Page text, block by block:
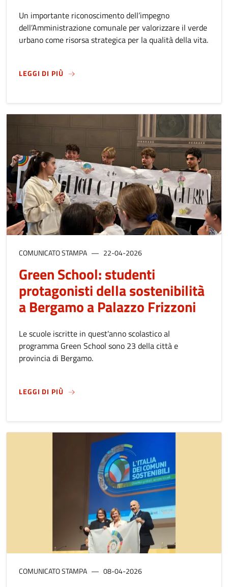
Un importante riconoscimento dell’impegno
dell’Amministrazione comunale per valorizzare il verde
urbano come risorsa strategica per la qualità della vita.
LEGGI DI PIÙSUBERGAMO ENTRA NEL NETWORK
COMUNICATO STAMPA 22-04-2026
Green School: studenti
protagonisti della sostenibilità
a Bergamo a Palazzo Frizzoni
Le scuole iscritte in quest'anno scolastico al
programma Green School sono 23 della città e
provincia di Bergamo.
LEGGI DI PIÙSUGREEN SCHOOL: STUDENTI
COMUNICATO STAMPA 08-04-2026